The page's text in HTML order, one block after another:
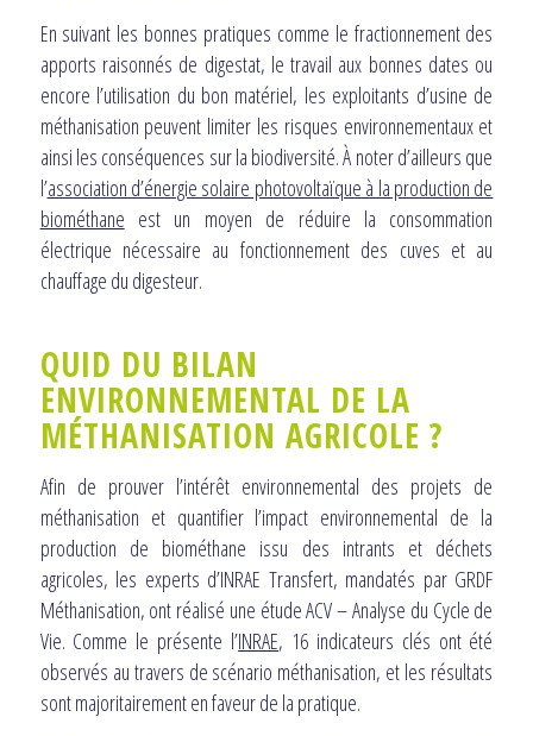
En suivant les bonnes pratiques comme le fractionnement des
apports raisonnés de digestat, le travail aux bonnes dates ou
encore l’utilisation du bon matériel, les exploitants d’usine de
méthanisation peuvent limiter les risques environnementaux et
ainsi les conséquences sur la biodiversité. À noter d’ailleurs que
l’association d’énergie solaire photovoltaïque à la production de
biométhane est un moyen de réduire la consommation
électrique nécessaire au fonctionnement des cuves et au
chauffage du digesteur.
QUID DU BILAN
ENVIRONNEMENTAL DE LA
MÉTHANISATION AGRICOLE ?
Afin de prouver l’intérêt environnemental des projets de
méthanisation et quantifier l’impact environnemental de la
production de biométhane issu des intrants et déchets
agricoles, les experts d’INRAE Transfert, mandatés par GRDF
Méthanisation, ont réalisé une étude ACV – Analyse du Cycle de
Vie. Comme le présente l’INRAE, 16 indicateurs clés ont été
observés au travers de scénario méthanisation, et les résultats
sont majoritairement en faveur de la pratique.